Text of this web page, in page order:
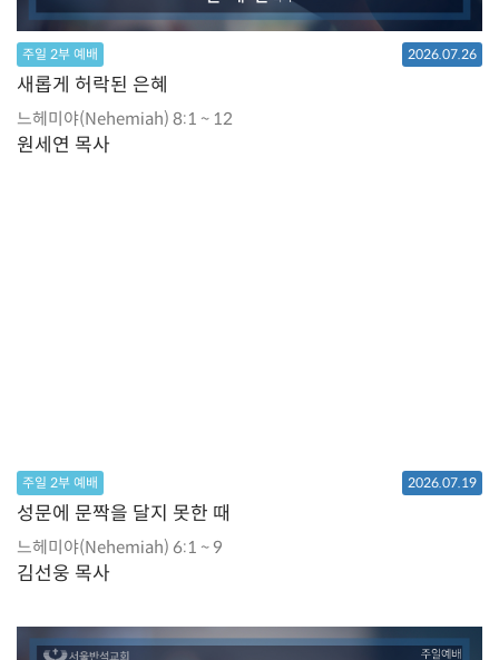
주일 2부 예배 2026.07.26
새롭게 허락된 은혜
느헤미야(Nehemiah) 8:1 ~ 12
원세연 목사
주일 2부 예배 2026.07.19
성문에 문짝을 달지 못한 때
느헤미야(Nehemiah) 6:1 ~ 9
김선웅 목사